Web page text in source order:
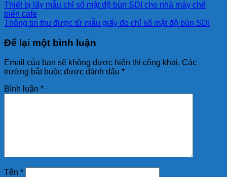
Thiết bị lấy mẫu chỉ số mật độ bùn SDI cho nhà máy chế
biến cafe
Thông tin thu được từ mẫu giấy đo chỉ số mật độ bùn SDI
Để lại một bình luận
Email của bạn sẽ không được hiển thị công khai. Các
trường bắt buộc được đánh dấu *
Bình luận *
Tên *